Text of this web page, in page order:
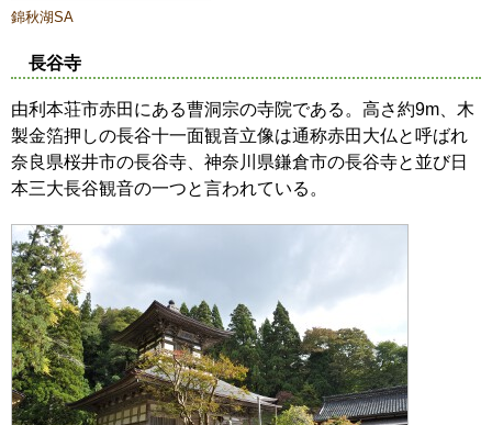
錦秋湖SA
長谷寺
由利本荘市赤田にある曹洞宗の寺院である。高さ約9m、木
製金箔押しの長谷十一面観音立像は通称赤田大仏と呼ばれ
奈良県桜井市の長谷寺、神奈川県鎌倉市の長谷寺と並び日
本三大長谷観音の一つと言われている。